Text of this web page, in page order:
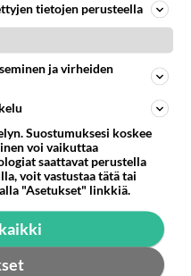
tietojen perusteella
ja virheiden
Suostumuksesi koskee
voi vaikuttaa
saattavat perustella
voit vastustaa tätä tai
"Asetukset" linkkiä.